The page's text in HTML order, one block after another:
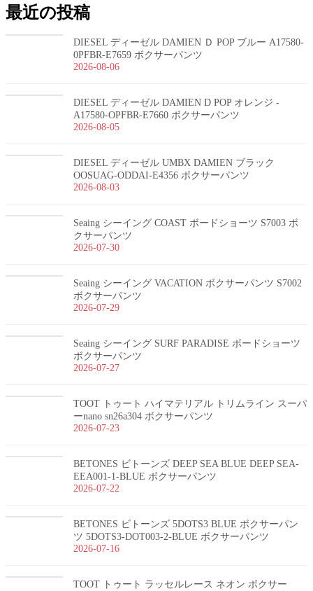
最近の投稿
DIESEL ディーゼル DAMIEN Ｄ POP ブルー A17580-
0PFBR-E7659 ボクサーパンツ
2026-08-06
DIESEL ディーゼル DAMIEN D POP オレンジ -
A17580-OPFBR-E7660 ボクサーパンツ
2026-08-05
DIESEL ディーゼル UMBX DAMIEN ブラック
OOSUAG-ODDAI-E4356 ボクサーパンツ
2026-08-03
Seaing シーイング COAST ボードショーツ S7003 ボ
クサーパンツ
2026-07-30
Seaing シーイング VACATION ボクサーパンツ S7002
ボクサーパンツ
2026-07-29
Seaing シーイング SURF PARADISE ボードショーツ
ボクサーパンツ
2026-07-27
TOOT トゥート ハイマテリアル トリムライン スーパ
ーnano sn26a304 ボクサーパンツ
2026-07-23
BETONES ビトーンズ DEEP SEA BLUE DEEP SEA-
EEA001-1-BLUE ボクサーパンツ
2026-07-22
BETONES ビトーンズ 5DOTS3 BLUE ボクサーパン
ツ 5DOTS3-DOT003-2-BLUE ボクサーパンツ
2026-07-16
TOOT トゥート ラッセルレース ネオン ボクサー